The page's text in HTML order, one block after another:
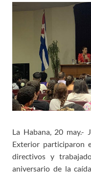
La Habana, 20 may.-
Exterior participaron
directivos y
aniversario de la